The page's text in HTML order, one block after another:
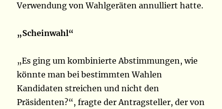
Verwendung von Wahlgeräten annulliert hatte.
„Scheinwahl“
„Es ging um kombinierte Abstimmungen, wie
könnte man bei bestimmten Wahlen
Kandidaten streichen und nicht den
Präsidenten?“, fragte der Antragsteller, der von